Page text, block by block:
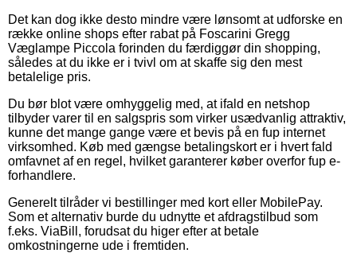
Det kan dog ikke desto mindre være lønsomt at udforske en
række online shops efter rabat på Foscarini Gregg
Væglampe Piccola forinden du færdiggør din shopping,
således at du ikke er i tvivl om at skaffe sig den mest
betalelige pris.
Du bør blot være omhyggelig med, at ifald en netshop
tilbyder varer til en salgspris som virker usædvanlig attraktiv,
kunne det mange gange være et bevis på en fup internet
virksomhed. Køb med gængse betalingskort er i hvert fald
omfavnet af en regel, hvilket garanterer køber overfor fup e-
forhandlere.
Generelt tilråder vi bestillinger med kort eller MobilePay.
Som et alternativ burde du udnytte et afdragstilbud som
f.eks. ViaBill, forudsat du higer efter at betale
omkostningerne ude i fremtiden.